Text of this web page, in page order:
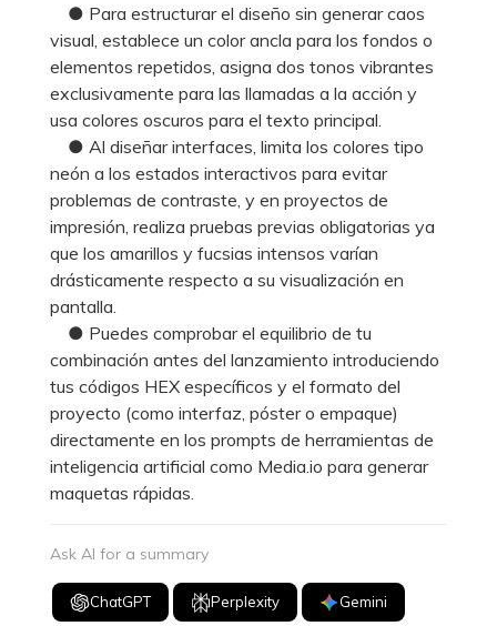
● Para estructurar el diseño sin generar caos
visual, establece un color ancla para los fondos o
elementos repetidos, asigna dos tonos vibrantes
exclusivamente para las llamadas a la acción y
usa colores oscuros para el texto principal.
● Al diseñar interfaces, limita los colores tipo
neón a los estados interactivos para evitar
problemas de contraste, y en proyectos de
impresión, realiza pruebas previas obligatorias ya
que los amarillos y fucsias intensos varían
drásticamente respecto a su visualización en
pantalla.
● Puedes comprobar el equilibrio de tu
combinación antes del lanzamiento introduciendo
tus códigos HEX específicos y el formato del
proyecto (como interfaz, póster o empaque)
directamente en los prompts de herramientas de
inteligencia artificial como Media.io para generar
maquetas rápidas.
Ask AI for a summary
ChatGPT Perplexity Gemini